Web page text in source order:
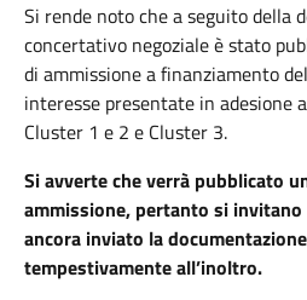
Si rende noto che a seguito della
concertativo negoziale è stato
di ammissione a finanziamento
interesse presentate in adesione
Cluster 1 e 2 e Cluster 3.
Si avverte che verrà pubblicato
ammissione, pertanto si invitano
ancora inviato la
tempestivamente all’inoltro.